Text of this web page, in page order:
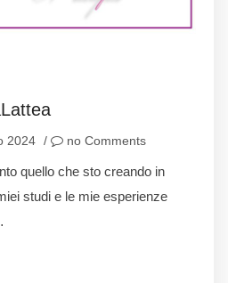
2024 / no Comments
quello che sto creando in
studi e le mie esperienze